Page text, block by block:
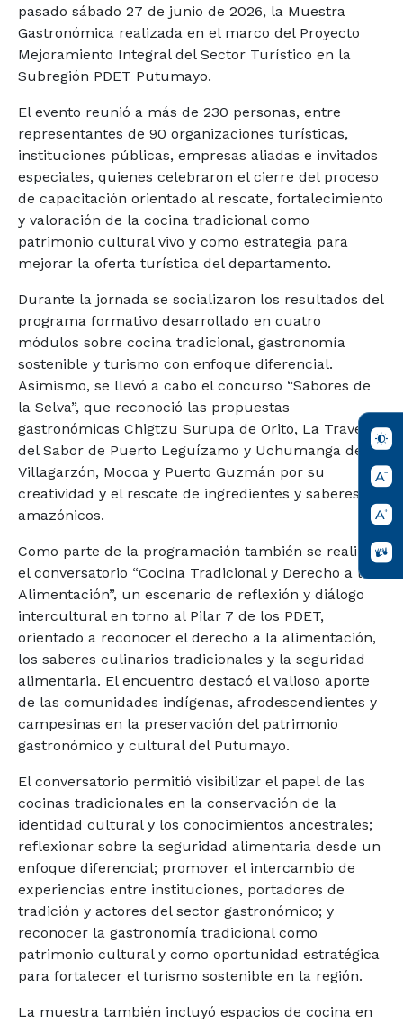
pasado sábado 27 de junio de 2026, la Muestra
Gastronómica realizada en el marco del Proyecto
Mejoramiento Integral del Sector Turístico en la
Subregión PDET Putumayo.
El evento reunió a más de 230 personas, entre
representantes de 90 organizaciones turísticas,
instituciones públicas, empresas aliadas e invitados
especiales, quienes celebraron el cierre del proceso
de capacitación orientado al rescate, fortalecimiento
y valoración de la cocina tradicional como
patrimonio cultural vivo y como estrategia para
mejorar la oferta turística del departamento.
Durante la jornada se socializaron los resultados del
programa formativo desarrollado en cuatro
módulos sobre cocina tradicional, gastronomía
sostenible y turismo con enfoque diferencial.
Asimismo, se llevó a cabo el concurso “Sabores de
la Selva”, que reconoció las propuestas
gastronómicas Chigtzu Surupa de Orito, La Travesía
del Sabor de Puerto Leguízamo y Uchumanga de
Villagarzón, Mocoa y Puerto Guzmán por su
creatividad y el rescate de ingredientes y saberes
amazónicos.
Como parte de la programación también se realizó
el conversatorio “Cocina Tradicional y Derecho a la
Alimentación”, un escenario de reflexión y diálogo
intercultural en torno al Pilar 7 de los PDET,
orientado a reconocer el derecho a la alimentación,
los saberes culinarios tradicionales y la seguridad
alimentaria. El encuentro destacó el valioso aporte
de las comunidades indígenas, afrodescendientes y
campesinas en la preservación del patrimonio
gastronómico y cultural del Putumayo.
El conversatorio permitió visibilizar el papel de las
cocinas tradicionales en la conservación de la
identidad cultural y los conocimientos ancestrales;
reflexionar sobre la seguridad alimentaria desde un
enfoque diferencial; promover el intercambio de
experiencias entre instituciones, portadores de
tradición y actores del sector gastronómico; y
reconocer la gastronomía tradicional como
patrimonio cultural y como oportunidad estratégica
para fortalecer el turismo sostenible en la región.
La muestra también incluyó espacios de cocina en